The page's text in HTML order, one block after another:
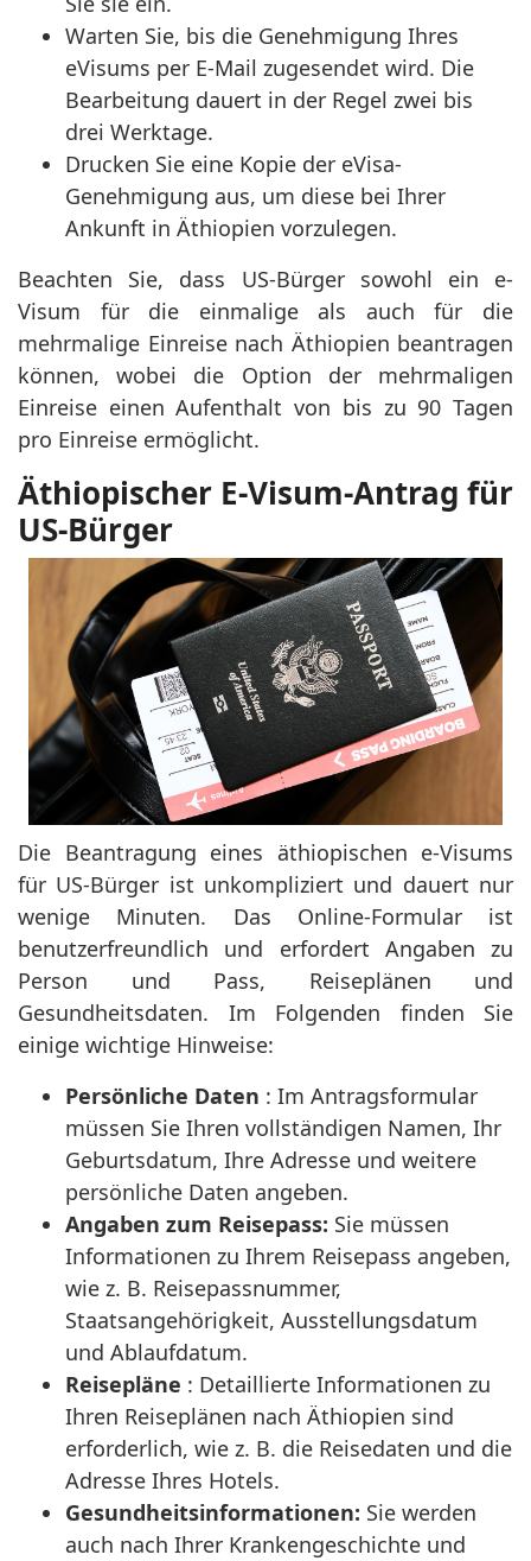
Warten Sie, bis die Genehmigung Ihres
eVisums per E-Mail zugesendet wird. Die
Bearbeitung dauert in der Regel zwei bis
drei Werktage.
Drucken Sie eine Kopie der eVisa-
Genehmigung aus, um diese bei Ihrer
Ankunft in Äthiopien vorzulegen.
Beachten Sie, dass US-Bürger sowohl ein e-
Visum für die einmalige als auch für die
mehrmalige Einreise nach Äthiopien beantragen
können, wobei die Option der mehrmaligen
Einreise einen Aufenthalt von bis zu 90 Tagen
pro Einreise ermöglicht.
Äthiopischer E-Visum-Antrag für
US-Bürger
Die Beantragung eines äthiopischen e-Visums
für US-Bürger ist unkompliziert und dauert nur
wenige Minuten. Das Online-Formular ist
benutzerfreundlich und erfordert Angaben zu
Person und Pass, Reiseplänen und
Gesundheitsdaten. Im Folgenden finden Sie
einige wichtige Hinweise:
Persönliche Daten : Im Antragsformular
müssen Sie Ihren vollständigen Namen, Ihr
Geburtsdatum, Ihre Adresse und weitere
persönliche Daten angeben.
Angaben zum Reisepass: Sie müssen
Informationen zu Ihrem Reisepass angeben,
wie z. B. Reisepassnummer,
Staatsangehörigkeit, Ausstellungsdatum
und Ablaufdatum.
Reisepläne : Detaillierte Informationen zu
Ihren Reiseplänen nach Äthiopien sind
erforderlich, wie z. B. die Reisedaten und die
Adresse Ihres Hotels.
Gesundheitsinformationen: Sie werden
auch nach Ihrer Krankengeschichte und